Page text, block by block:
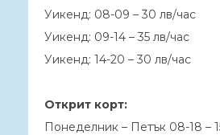
Уикенд: 08-09 – 30 лв/час
Уикенд: 09-14 – 35 лв/час
Уикенд: 14-20 – 30 лв/час
Открит корт:
Понеделник – Петък 08-18 –